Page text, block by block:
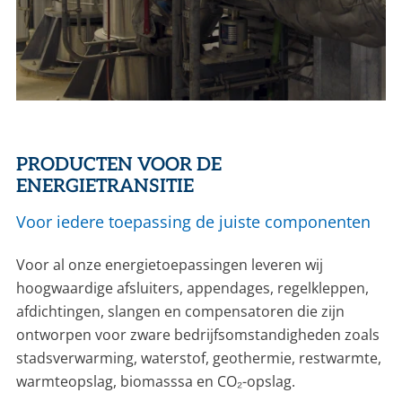
PRODUCTEN VOOR DE
ENERGIETRANSITIE
Voor iedere toepassing de juiste componenten
Voor al onze energietoepassingen leveren wij
hoogwaardige afsluiters, appendages, regelkleppen,
afdichtingen, slangen en compensatoren die zijn
ontworpen voor zware bedrijfsomstandigheden zoals
stadsverwarming, waterstof, geothermie, restwarmte,
warmteopslag, biomasssa en CO₂-opslag.